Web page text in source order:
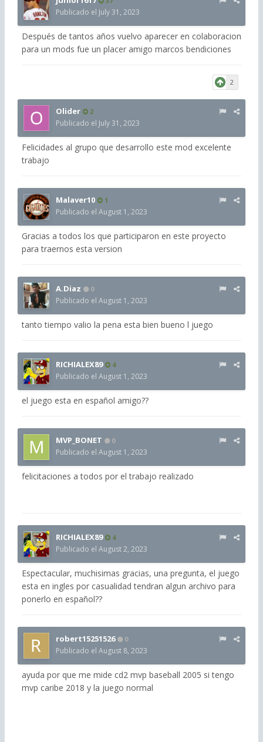
Publicado el July 31, 2023
Después de tantos años vuelvo aparecer en colaboracion
para un mods fue un placer amigo marcos bendiciones
2
Olider 2
Publicado el July 31, 2023
Felicidades al grupo que desarrollo este mod excelente
trabajo
Malaver10 1
Publicado el August 1, 2023
Gracias a todos los que participaron en este proyecto
para traernos esta version
A.Diaz 0
Publicado el August 1, 2023
tanto tiempo valio la pena esta bien bueno l juego
RICHIALEX89 4
Publicado el August 1, 2023
el juego esta en español amigo??
MVP_BONET 0
Publicado el August 1, 2023
felicitaciones a todos por el trabajo realizado
RICHIALEX89 4
Publicado el August 2, 2023
Espectacular, muchisimas gracias, una pregunta, el juego
esta en ingles por casualidad tendran algun archivo para
ponerlo en español??
robert15251526 0
Publicado el August 8, 2023
ayuda por que me mide cd2 mvp baseball 2005 si tengo
mvp caribe 2018 y la juego normal